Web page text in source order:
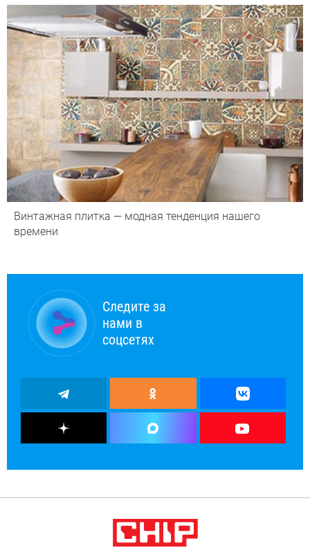
Винтажная плитка — модная тенденция нашего
времени
Следите за
нами в
соцсетях